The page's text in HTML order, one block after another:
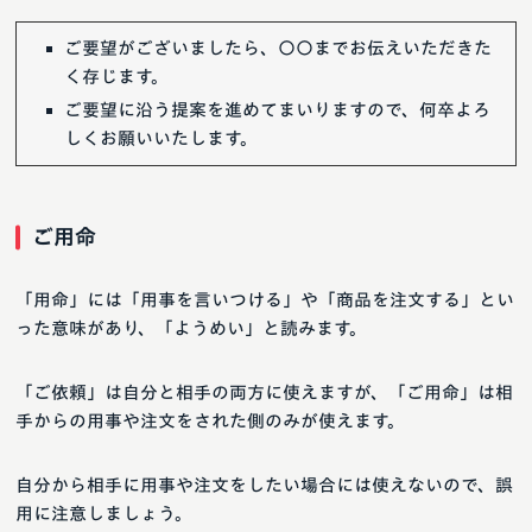
ご要望がございましたら、〇〇までお伝えいただきた
く存じます。
ご要望に沿う提案を進めてまいりますので、何卒よろ
しくお願いいたします。
ご用命
「用命」には「用事を言いつける」や「商品を注文する」とい
った意味があり、「ようめい」と読みます。
「ご依頼」は自分と相手の両方に使えますが、「ご用命」は相
手からの用事や注文をされた側のみが使えます。
自分から相手に用事や注文をしたい場合には使えないので、誤
用に注意しましょう。